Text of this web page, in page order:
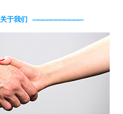
关于我们